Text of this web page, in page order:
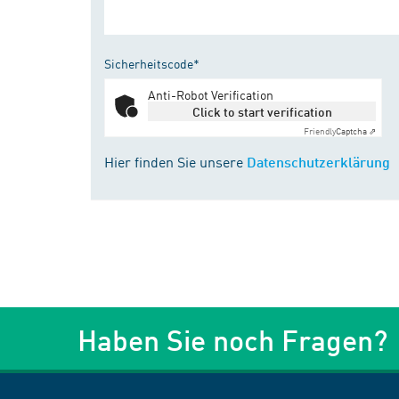
Sicherheitscode*
Anti-Robot Verification
Click to start verification
FriendlyCaptcha ⇗
Hier finden Sie unsere Datenschutzerklärung
Haben Sie noch Fragen?